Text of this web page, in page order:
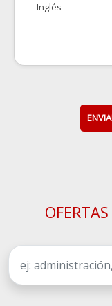
Inglés